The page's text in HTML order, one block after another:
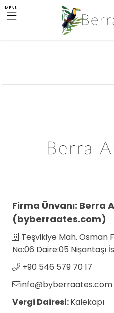
MENU
Firma Ünvanı: Berra
(byberraates.com)
Teşvikiye Mah. Osman
No:06 Daire:05 Nişantaşı
+90 546 579 70 17
info@byberraates.com
Vergi Dairesi:Kalekapı